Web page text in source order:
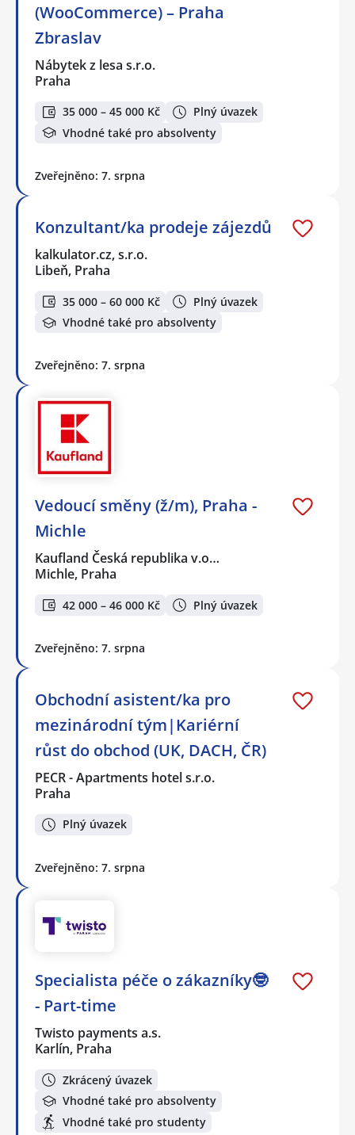
(WooCommerce) – Praha
Zbraslav
Nábytek z lesa s.r.o.
Praha
35 000 – 45 000 Kč
Plný úvazek
Vhodné také pro absolventy
Zveřejněno: 7. srpna
Konzultant/ka prodeje zájezdů
kalkulator.cz, s.r.o.
Libeň, Praha
35 000 – 60 000 Kč
Plný úvazek
Vhodné také pro absolventy
Zveřejněno: 7. srpna
Vedoucí směny (ž/m), Praha -
Michle
Kaufland Česká republika v.o…
Michle, Praha
42 000 – 46 000 Kč Plný úvazek
Zveřejněno: 7. srpna
Obchodní asistent/ka pro
mezinárodní tým|Kariérní
růst do obchod (UK, DACH, ČR)
PECR - Apartments hotel s.r.o.
Praha
Plný úvazek
Zveřejněno: 7. srpna
Specialista péče o zákazníky🤓
- Part-time
Twisto payments a.s.
Karlín, Praha
Zkrácený úvazek
Vhodné také pro absolventy
Vhodné také pro studenty